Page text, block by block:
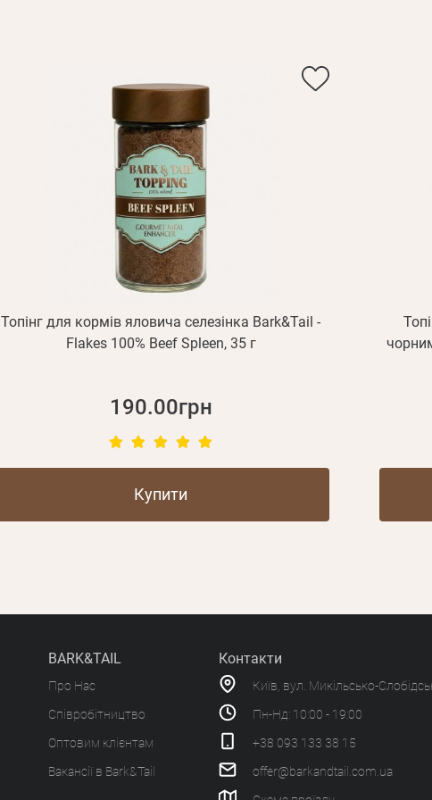
Топінг для кормів яловича селезінка Bark&Tail -
Flakes 100% Beef Spleen, 35 г
190.00грн
Купити
BARK&TAIL
Про Нас
Співробітництво
Оптовим клієнтам
Вакансії в Bark&Tail
Контакти
Київ, вул. Микільсько-
Пн-Нд: 10:00 - 19:00
+38 093 133 38 15
offer@barkandtail.com.ua